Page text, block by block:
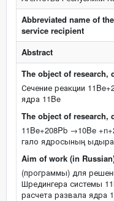
Abbreviated name of the
service recipient
Abstract
The object of research,
Сечение реакции
ядра 11Be
The object of research,
11Be+208Pb →10Be
гало ядросының
Aim of work (in
(программы) для
Шредингера системы
расчета развала ядра